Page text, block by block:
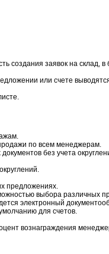
создания заявок на склад, в
или счете
по всем менеджерам.
без учета
предложениях.
выбора различных
электронный
для счетов.
вознаграждения